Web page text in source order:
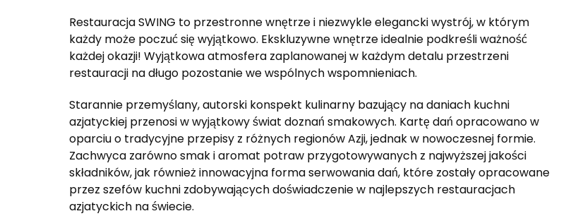
Restauracja SWING to przestronne wnętrze i niezwykle elegancki wystrój, w którym
każdy może poczuć się wyjątkowo. Ekskluzywne wnętrze idealnie podkreśli ważność
każdej okazji! Wyjątkowa atmosfera zaplanowanej w każdym detalu przestrzeni
restauracji na długo pozostanie we wspólnych wspomnieniach.
Starannie przemyślany, autorski konspekt kulinarny bazujący na daniach kuchni
azjatyckiej przenosi w wyjątkowy świat doznań smakowych. Kartę dań opracowano w
oparciu o tradycyjne przepisy z różnych regionów Azji, jednak w nowoczesnej formie.
Zachwyca zarówno smak i aromat potraw przygotowywanych z najwyższej jakości
składników, jak również innowacyjna forma serwowania dań, które zostały opracowane
przez szefów kuchni zdobywających doświadczenie w najlepszych restauracjach
azjatyckich na świecie.